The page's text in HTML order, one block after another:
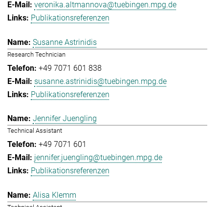
veronika.altmannova@tuebingen.mpg.de
Publikationsreferenzen
Susanne Astrinidis
Research Technician
+49 7071 601 838
susanne.astrinidis@tuebingen.mpg.de
Publikationsreferenzen
Jennifer Juengling
Technical Assistant
+49 7071 601
jennifer.juengling@tuebingen.mpg.de
Publikationsreferenzen
Alisa Klemm